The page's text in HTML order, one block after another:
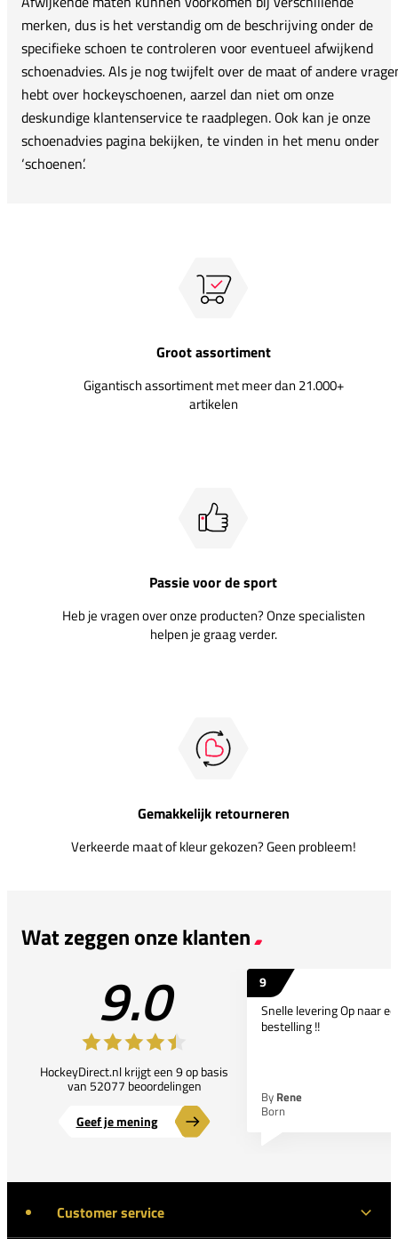
merken, dus is het verstandig om de beschrijving onder de
specifieke schoen te controleren voor eventueel afwijkend
schoenadvies. Als je nog twijfelt over de maat of andere
hebt over hockeyschoenen, aarzel dan niet om onze
deskundige klantenservice te raadplegen. Ook kan je onze
schoenadvies pagina bekijken, te vinden in het menu onder
‘schoenen’.
Groot assortiment
Gigantisch assortiment met meer dan 21.000+
artikelen
Passie voor de sport
Heb je vragen over onze producten? Onze specialisten
helpen je graag verder.
Gemakkelijk retourneren
Verkeerde maat of kleur gekozen? Geen probleem!
Wat zeggen onze klanten
9.0
HockeyDirect.nl krijgt een 9 op basis
van 52077 beoordelingen
Geef je mening
9
Snelle levering Op naar
bestelling !!
By Rene
Born
Customer service